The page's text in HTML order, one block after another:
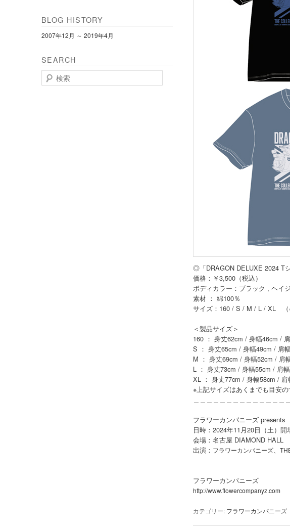
◎「DRAGON DELUXE 2024 T
価格：￥3,500（税込）
ボディカラー：ブラック , ヘイ
素材 ： 綿100％
サイズ：160 / S / M / L / XL （
＜製品サイズ＞
160 ： 身丈62cm / 身幅46cm /
S ： 身丈65cm / 身幅49cm / 肩
M ： 身丈69cm / 身幅52cm / 肩
L ： 身丈73cm / 身幅55cm / 肩
XL ： 身丈77cm / 身幅58cm /
※上記サイズはあくまでも目安
フラワーカンパニーズ presents
日時：2024年11月20日（土）
会場：名古屋 DIAMOND HALL
出演： フラワーカンパニーズ、
フラワーカンパニーズ
http://www.flowercompanyz.com
カテゴリー: フラワーカンパニーズ
BLOG HISTORY
2007年12月 ～ 2019年4月
SEARCH
検
索